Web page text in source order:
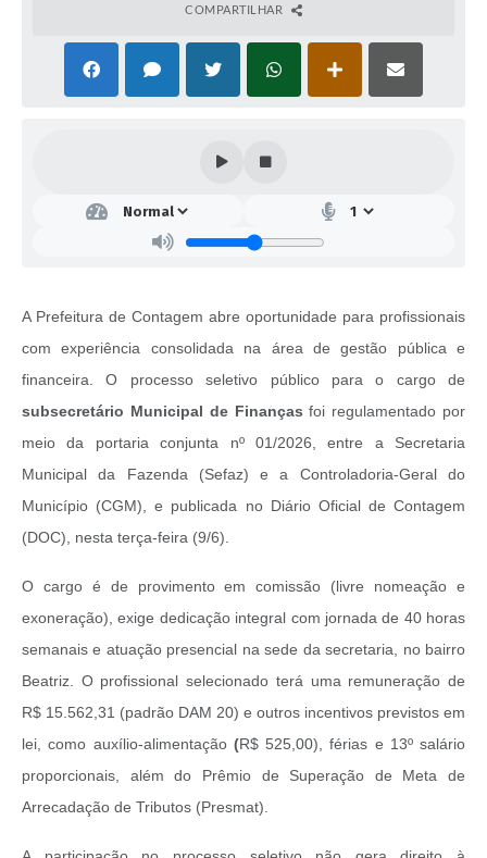
COMPARTILHAR
A Prefeitura de Contagem abre oportunidade para profissionais
com experiência consolidada na área de gestão pública e
financeira. O processo seletivo público para o cargo de
subsecretário Municipal de Finanças foi regulamentado por
meio da portaria conjunta nº 01/2026, entre a Secretaria
Municipal da Fazenda (Sefaz) e a Controladoria-Geral do
Município (CGM), e publicada no Diário Oficial de Contagem
(DOC), nesta terça-feira (9/6).
O cargo é de provimento em comissão (livre nomeação e
exoneração), exige dedicação integral com jornada de 40 horas
semanais e atuação presencial na sede da secretaria, no bairro
Beatriz. O profissional selecionado terá uma remuneração de
R$ 15.562,31 (padrão DAM 20) e outros incentivos previstos em
lei, como auxílio-alimentação (R$ 525,00), férias e 13º salário
proporcionais, além do Prêmio de Superação de Meta de
Arrecadação de Tributos (Presmat).